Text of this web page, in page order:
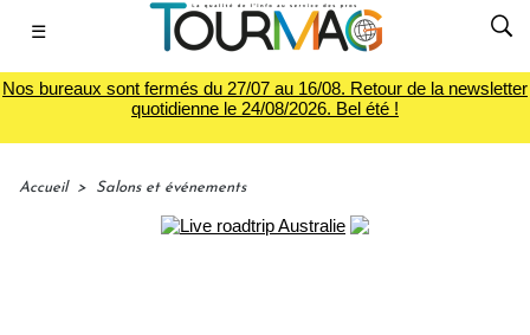
☰
Nos bureaux sont fermés du 27/07 au 16/08. Retour de la newsletter
quotidienne le 24/08/2026. Bel été !
Accueil > Salons et événements